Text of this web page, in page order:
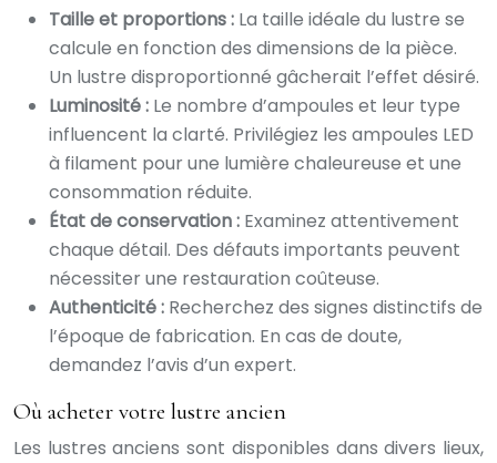
Taille et proportions : La taille idéale du lustre se
calcule en fonction des dimensions de la pièce.
Un lustre disproportionné gâcherait l’effet désiré.
Luminosité : Le nombre d’ampoules et leur type
influencent la clarté. Privilégiez les ampoules LED
à filament pour une lumière chaleureuse et une
consommation réduite.
État de conservation : Examinez attentivement
chaque détail. Des défauts importants peuvent
nécessiter une restauration coûteuse.
Authenticité : Recherchez des signes distinctifs de
l’époque de fabrication. En cas de doute,
demandez l’avis d’un expert.
Où acheter votre lustre ancien
Les lustres anciens sont disponibles dans divers lieux,